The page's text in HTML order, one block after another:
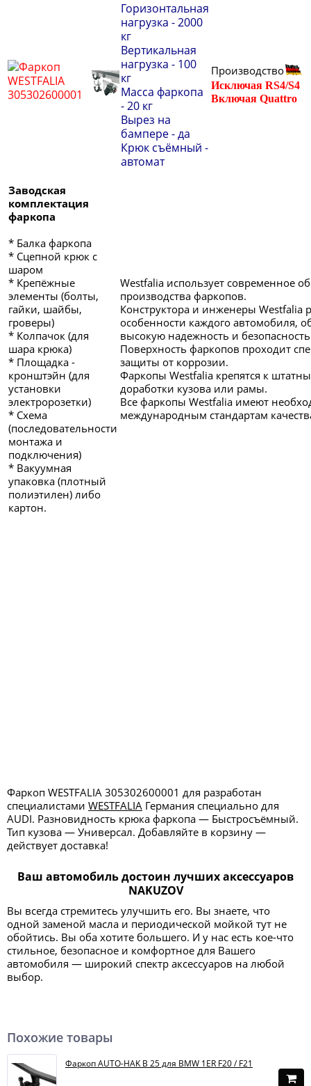
Горизонтальная
нагрузка -2000
кг
Вертикальная
нагрузка - 100
кг
Масса фаркопа
-20 кг
Вырез на
бампере - да
Крюк съёмный -
автомат
Производство
Исключая RS4/S4
Включая Quattro
Заводская
комплектация
фаркопа
* Балка фаркопа
* Сцепной крюк с
шаром
* Крепёжные
элементы (болты,
гайки, шайбы,
гроверы)
* Колпачок (для
шара крюка)
* Площадка -
кронштэйн (для
установки
электророзетки)
* Схема
(последовательности
монтажа и
подключения)
* Вакуумная
упаковка (плотный
полиэтилен) либо
картон.
Westfalia использует современное
производства фаркопов.
Конструктора и инженеры Westfalia
особенности каждого автомобиля,
высокую надежность и
Поверхность фаркопов проходит
защиты от коррозии.
Фаркопы Westfalia крепятся к
доработки кузова или рамы.
Все фаркопы Westfalia имеют
международным стандартам
Фаркоп WESTFALIA 305302600001 для разработан
специалистами WESTFALIA Германия специально для
AUDI. Разновидность крюка фаркопа — Быстросъёмный.
Тип кузова — Универсал. Добавляйте в корзину —
действует доставка!
Ваш автомобиль достоин лучших аксессуаров
NAKUZOV
Вы всегда стремитесь улучшить его. Вы знаете, что
одной заменой масла и периодической мойкой тут не
обойтись. Вы оба хотите большего. И у нас есть кое-что
стильное, безопасное и комфортное для Вашего
автомобиля — широкий спектр аксессуаров на любой
выбор.
Похожие товары
Фаркоп AUTO-HAK B 25 для BMW 1ER F20 / F21